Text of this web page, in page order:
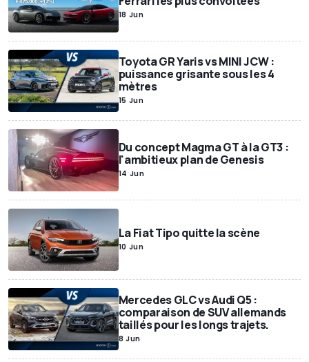
18 Jun
Toyota GR Yaris vs MINI JCW :
puissance grisante sous les 4
mètres
15 Jun
Du concept Magma GT à la GT3 :
l'ambitieux plan de Genesis
14 Jun
La Fiat Tipo quitte la scène
10 Jun
Mercedes GLC vs Audi Q5 :
comparaison de SUV allemands
taillés pour les longs trajets.
8 Jun